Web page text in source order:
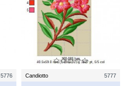
5776 Candiotto 5777